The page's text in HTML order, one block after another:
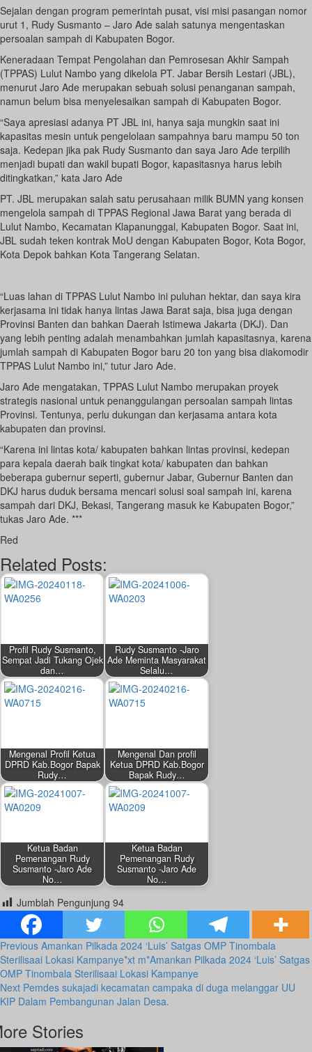
Sejalan dengan program pemerintah pusat, visi misi pasangan nomor
urut 1, Rudy Susmanto – Jaro Ade salah satunya mengentaskan
persoalan sampah di Kabupaten Bogor.
Keneradaan Tempat Pengolahan dan Pemrosesan Akhir Sampah
(TPPAS) Lulut Nambo yang dikelola PT. Jabar Bersih Lestari (JBL),
menurut Jaro Ade merupakan sebuah solusi penanganan sampah,
namun belum bisa menyelesaikan sampah di Kabupaten Bogor.
“Saya apresiasi adanya PT JBL ini, hanya saja mungkin saat ini
kapasitas mesin untuk pengelolaan sampahnya baru mampu 50 ton
saja. Kedepan jika pak Rudy Susmanto dan saya Jaro Ade terpilih
menjadi bupati dan wakil bupati Bogor, kapasitasnya harus lebih
ditingkatkan,” kata Jaro Ade
PT. JBL merupakan salah satu perusahaan milik BUMN yang konsen
mengelola sampah di TPPAS Regional Jawa Barat yang berada di
Lulut Nambo, Kecamatan Klapanunggal, Kabupaten Bogor. Saat ini,
JBL sudah teken kontrak MoU dengan Kabupaten Bogor, Kota Bogor,
Kota Depok bahkan Kota Tangerang Selatan.
“Luas lahan di TPPAS Lulut Nambo ini puluhan hektar, dan saya kira
kerjasama ini tidak hanya lintas Jawa Barat saja, bisa juga dengan
Provinsi Banten dan bahkan Daerah Istimewa Jakarta (DKJ). Dan
yang lebih penting adalah menambahkan jumlah kapasitasnya, karena
jumlah sampah di Kabupaten Bogor baru 20 ton yang bisa diakomodir
TPPAS Lulut Nambo ini,” tutur Jaro Ade.
Jaro Ade mengatakan, TPPAS Lulut Nambo merupakan proyek
strategis nasional untuk penanggulangan persoalan sampah lintas
Provinsi. Tentunya, perlu dukungan dan kerjasama antara kota
kabupaten dan provinsi.
“Karena ini lintas kota/ kabupaten bahkan lintas provinsi, kedepan
para kepala daerah baik tingkat kota/ kabupaten dan bahkan
beberapa gubernur seperti, gubernur Jabar, Gubernur Banten dan
DKJ harus duduk bersama mencari solusi soal sampah ini, karena
sampah dari DKJ, Bekasi, Tangerang masuk ke Kabupaten Bogor,”
tukas Jaro Ade. ***
Red
Related Posts:
Profil Rudy Susmanto,
Sempat Jadi Tukang Ojek
dan…
Rudy Susmanto -Jaro
Ade Meminta Masyarakat
Selalu…
Mengenal Profil Ketua
DPRD Kab.Bogor Bapak
Rudy…
Mengenal Dan profil
Ketua DPRD Kab.Bogor
Bapak Rudy…
Ketua Badan
Pemenangan Rudy
Susmanto -Jaro Ade
No…
Ketua Badan
Pemenangan Rudy
Susmanto -Jaro Ade
No…
Jumblah Pengunjung 94
Post
Navigation
Previous Amankan Pilkada 2024 ‘Luis’ Satgas OMP Tinombala
Sterilisaai Lokasi Kampanye*xt m*Amankan Pilkada 2024 ‘Luis’ Satgas
OMP Tinombala Sterilisaai Lokasi Kampanye
Next Pemdes sukajadi kecamatan campaka di duga melanggar UU
KIP Dalam Pembangunan Jalan Desa.
Stories